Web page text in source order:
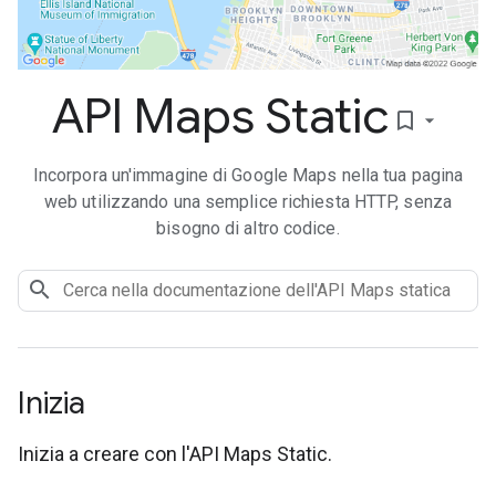
API Maps Static bookmark_border
Incorpora un'immagine di Google Maps nella tua pagina
web utilizzando una semplice richiesta HTTP, senza
bisogno di altro codice.
Inizia
Inizia a creare con l'API Maps Static.